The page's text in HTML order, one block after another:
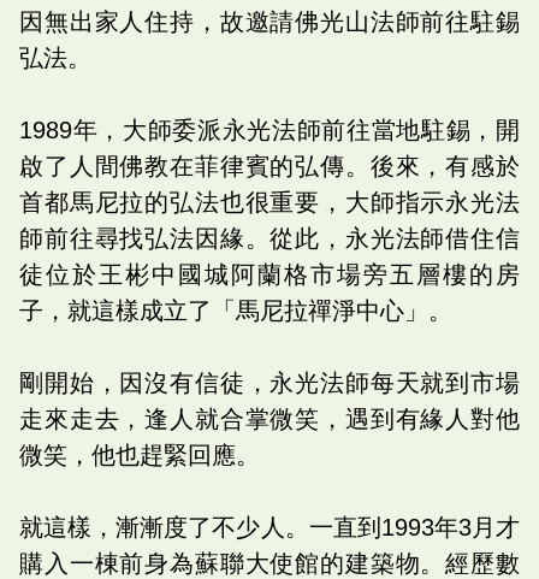
因無出家人住持，故邀請佛光山法師前往駐錫
弘法。
1989年，大師委派永光法師前往當地駐錫，開
啟了人間佛教在菲律賓的弘傳。後來，有感於
首都馬尼拉的弘法也很重要，大師指示永光法
師前往尋找弘法因緣。從此，永光法師借住信
徒位於王彬中國城阿蘭格市場旁五層樓的房
子，就這樣成立了「馬尼拉禪淨中心」。
剛開始，因沒有信徒，永光法師每天就到市場
走來走去，逢人就合掌微笑，遇到有緣人對他
微笑，他也趕緊回應。
就這樣，漸漸度了不少人。一直到1993年3月才
購入一棟前身為蘇聯大使館的建築物。經歷數